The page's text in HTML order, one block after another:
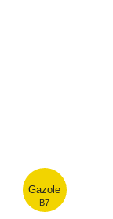
Gazole
B7